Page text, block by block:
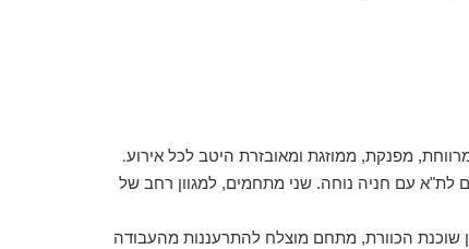
מפנקת, ממוזגת ומאובזרת היטב לכל אירוע.
לת"א עם חניה נוחה. שני מתחמים, למגוון רחב של
שוכנת הכוורת, מתחם מוצלח להתרעננות מהעבודה